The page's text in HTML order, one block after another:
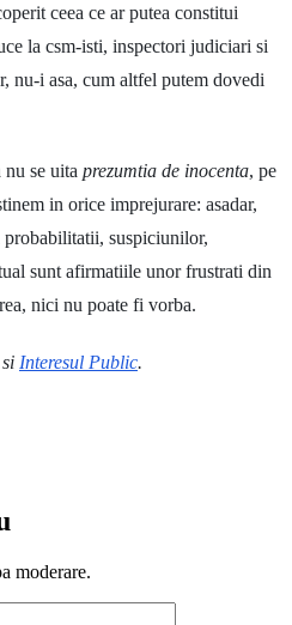
ceea ce ar putea constitui
la csm-isti, inspectori judiciari si
nu-i asa, cum altfel putem dovedi
nu se uita prezumtia de inocenta, pe
in orice imprejurare: asadar,
probabilitatii, suspiciunilor,
sunt afirmatiile unor frustrati din
nici nu poate fi vorba.
Interesul Public.
moderare.